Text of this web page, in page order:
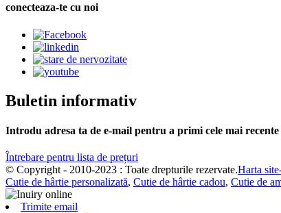
conecteaza-te cu noi
Buletin informativ
Introdu adresa ta de e-mail pentru a primi cele mai
Întrebare pentru lista de prețuri
© Copyright - 2010-2023 : Toate drepturile rezervate.Harta
Cutie de hârtie personalizată, Cutie de hârtie cadou, Cutie de
Trimite email